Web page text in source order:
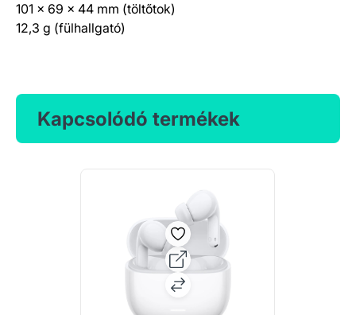
101 × 69 × 44 mm (töltőtok)
12,3 g (fülhallgató)
Kapcsolódó termékek